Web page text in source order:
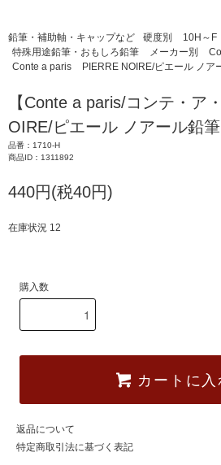
鉛筆・補助軸・キャップなど 硬度別 10H～F
特殊用途鉛筆・おもしろ鉛筆
メーカー別
Conte a paris
PIERRE NOIRE/ピエール ノア
【Conte a paris/コンテ・ア
OIRE/ピエール ノアール鉛
品番：1710-H
商品ID：1311892
440円(税40円)
在庫状況 12
購入数
カートに入
返品について
特定商取引法に基づく表記